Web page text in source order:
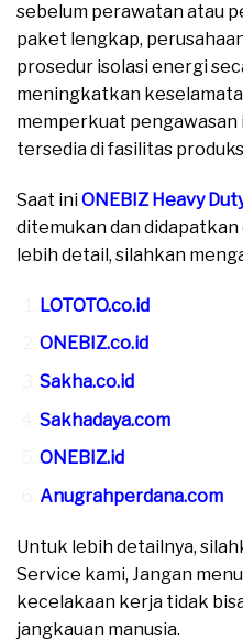
sebelum perawatan atau
paket lengkap,
prosedur isolasi energi
meningkatkan
memperkuat
tersedia di fasilitas
Saat iniONEBIZ Heavy
ditemukan dan
lebih detail, silahkan
LOTOTO.co.id
ONEBIZ.co.id
Sakha.co.id
Sakhadaya.com
ONEBIZ.id
Anugrahperdana.com
Untuk lebih detailnya,
Service kami, Jangan
kecelakaan kerja tidak
jangkauan manusia.